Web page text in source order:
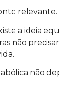
relevante.
a ideia
não
não